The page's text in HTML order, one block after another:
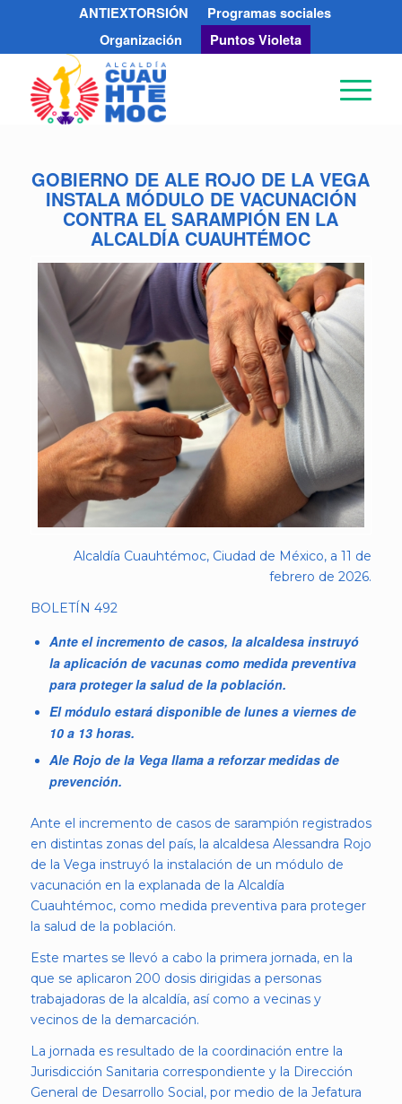
ANTIEXTORSIÓN
Programas sociales
Organización
Puntos Violeta
GOBIERNO DE ALE ROJO DE LA VEGA
INSTALA MÓDULO DE VACUNACIÓN
CONTRA EL SARAMPIÓN EN LA
ALCALDÍA CUAUHTÉMOC
Alcaldía Cuauhtémoc, Ciudad de México, a 11 de
febrero de 2026.
BOLETÍN 492
Ante el incremento de casos, la alcaldesa instruyó
la aplicación de vacunas como medida preventiva
para proteger la salud de la población.
El módulo estará disponible de lunes a viernes de
10 a 13 horas.
Ale Rojo de la Vega llama a reforzar medidas de
prevención.
Ante el incremento de casos de sarampión registrados
en distintas zonas del país, la alcaldesa Alessandra Rojo
de la Vega instruyó la instalación de un módulo de
vacunación en la explanada de la Alcaldía
Cuauhtémoc, como medida preventiva para proteger
la salud de la población.
Este martes se llevó a cabo la primera jornada, en la
que se aplicaron 200 dosis dirigidas a personas
trabajadoras de la alcaldía, así como a vecinas y
vecinos de la demarcación.
La jornada es resultado de la coordinación entre la
Jurisdicción Sanitaria correspondiente y la Dirección
General de Desarrollo Social, por medio de la Jefatura